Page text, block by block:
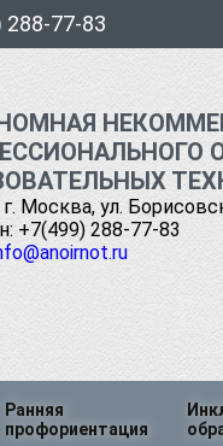
288-77-83
г. Москва, ул.
+7(499) 288-77-83
Ранняя
профориентация